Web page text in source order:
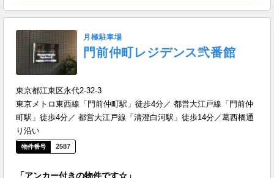
月極駐車場
門前仲町レジデンス弐番館
東京都江東区永代2-32-3
東京メトロ東西線「門前仲町駅」徒歩4分／ 都営大江戸線「門前仲
町駅」徒歩4分／ 都営大江戸線「清澄白河駅」徒歩14分／葛西橋通
り沿い
2587
「アンカー付きの物件です☆」